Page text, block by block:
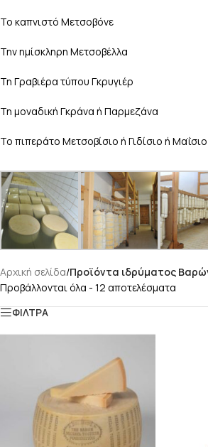
Το καπνιστό Μετσοβόνε
Την ημίσκληρη Μετσοβέλλα
Τη Γραβιέρα τύπου Γκρυγιέρ
Τη μοναδική Γκράνα ή Παρμεζάνα
Το πιπεράτο Μετσοβίσιο ή Γιδίσιο ή
Αρχική σελίδα/Προϊόντα ιδρύματος
Προβάλλονται όλα - 12 αποτελέσματα
ΦΙΛΤΡΑ